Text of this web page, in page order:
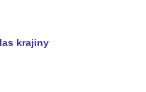
U
Vodní
krajiny